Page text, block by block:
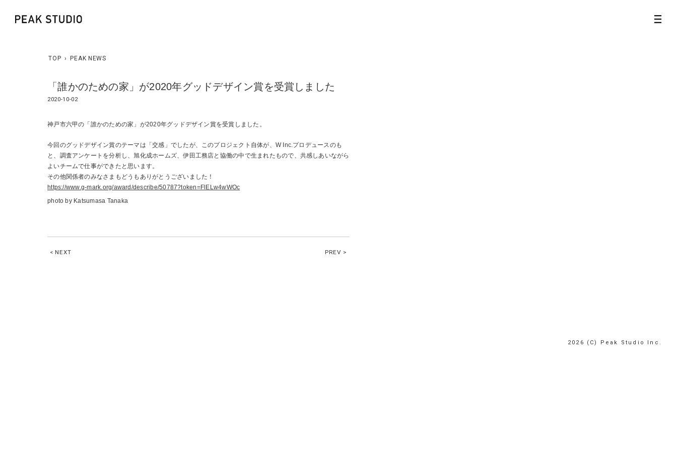
TOP › PEAK NEWS
「誰かのための家」が2020年グッドデザイン賞を受賞しました
2020-10-02
神戸市六甲の「誰かのための家」が2020年グッドデザイン賞を受賞しました。
今回のグッドデザイン賞のテーマは「交感」でしたが、このプロジェクト自体が、W Inc.プロデュースのも
と、調査アンケートを分析し、旭化成ホームズ、伊田工務店と協働の中で生まれたもので、共感しあいながら
よいチームで仕事ができたと思います。
その他関係者のみなさまもどうもありがとうございました！
https://www.g-mark.org/award/describe/50787?token=FlELw4wWOc
photo by Katsumasa Tanaka
< NEXT PREV >
2026 (C) Peak Studio Inc.